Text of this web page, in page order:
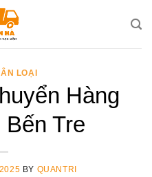
LOẠI
Hàng
Tre
BY QUANTRI